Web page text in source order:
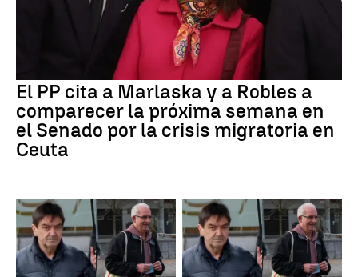
El PP cita a Marlaska y a Robles a
comparecer la próxima semana en
el Senado por la crisis migratoria en
Ceuta